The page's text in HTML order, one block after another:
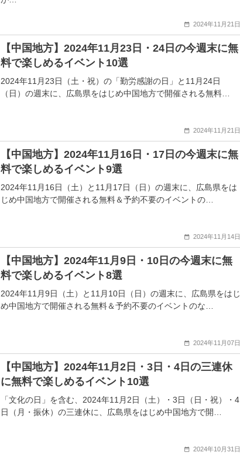
2024年11月21日
【中国地方】2024年11月23日・24日の今週末に無
料で楽しめるイベント10選
2024年11月23日（土・祝）の「勤労感謝の日」と11月24日
（日）の週末に、広島県をはじめ中国地方で開催される無料…
2024年11月21日
【中国地方】2024年11月16日・17日の今週末に無
料で楽しめるイベント9選
2024年11月16日（土）と11月17日（日）の週末に、広島県をは
じめ中国地方で開催される無料＆予約不要のイベントの…
2024年11月14日
【中国地方】2024年11月9日・10日の今週末に無
料で楽しめるイベント8選
2024年11月9日（土）と11月10日（日）の週末に、広島県をはじ
め中国地方で開催される無料＆予約不要のイベントのな…
2024年11月07日
【中国地方】2024年11月2日・3日・4日の三連休
に無料で楽しめるイベント10選
「文化の日」を含む、2024年11月2日（土）・3日（日・祝）・4
日（月・振休）の三連休に、広島県をはじめ中国地方で開…
2024年10月31日